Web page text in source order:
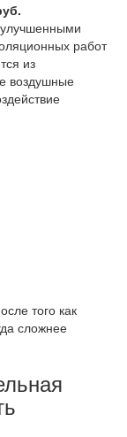
работ
из
воздушные
того как
сложнее